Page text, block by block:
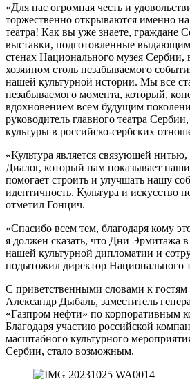
«Для нас огромная честь и
торжественно открываются именно
театра! Как вы уже знаете, граждане
выставки, подготовленные
стенах Национального музея Сербии,
хозяином столь незабываемого
нашей культурной истории. Мы все
незабываемого момента, который,
вдохновением всем будущим
руководитель главного театра
культуры в российско-сербских
«Культура является связующей нитью,
Диалог, который нам показывает
помогает строить и улучшать нашу
идентичность. Культура и искусство
отметил Гонцич.
«Спасибо всем тем, благодаря кому
я должен сказать, что Дни Эрмитажа
нашей культурной дипломатии и
подытожил директор Национального
С приветственными словами к гостям
Александр Дыбаль, заместитель
«Газпром нефти» по корпоративным
Благодаря участию российской
масштабного культурного
Сербии, стало возможным.